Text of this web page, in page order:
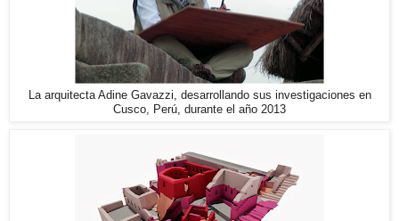
La arquitecta Adine Gavazzi, desarrollando sus investigaciones en
Cusco, Perú, durante el año 2013